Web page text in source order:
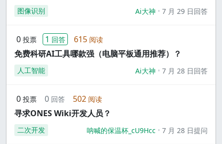
图像识别 Ai大神 7 月 29 日回答
0 投票 1 回答 615 阅读
免费科研AI工具哪款强（电脑平板通用推荐）？
人工智能 Ai大神 7 月 28 日回答
0 投票 0 回答 502 阅读
寻求ONES Wiki开发人员？
二次开发 呐喊的保温杯_cU9Hcc 7 月 28 日提问